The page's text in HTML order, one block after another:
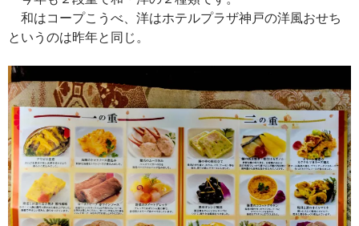
和はコープこうべ、洋はホテルプラザ神戸の洋風おせち
というのは昨年と同じ。